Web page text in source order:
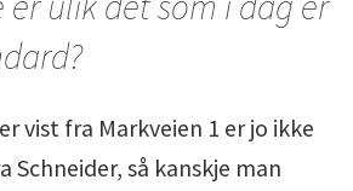
vist fra Markveien 1 er jo ikke
Schneider, så kanskje man